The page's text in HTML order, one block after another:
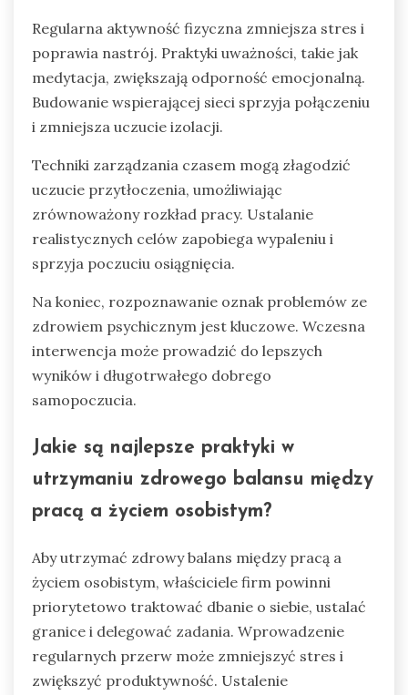
Regularna aktywność fizyczna zmniejsza stres i
poprawia nastrój. Praktyki uważności, takie jak
medytacja, zwiększają odporność emocjonalną.
Budowanie wspierającej sieci sprzyja połączeniu
i zmniejsza uczucie izolacji.
Techniki zarządzania czasem mogą złagodzić
uczucie przytłoczenia, umożliwiając
zrównoważony rozkład pracy. Ustalanie
realistycznych celów zapobiega wypaleniu i
sprzyja poczuciu osiągnięcia.
Na koniec, rozpoznawanie oznak problemów ze
zdrowiem psychicznym jest kluczowe. Wczesna
interwencja może prowadzić do lepszych
wyników i długotrwałego dobrego
samopoczucia.
Jakie są najlepsze praktyki w
utrzymaniu zdrowego balansu między
pracą a życiem osobistym?
Aby utrzymać zdrowy balans między pracą a
życiem osobistym, właściciele firm powinni
priorytetowo traktować dbanie o siebie, ustalać
granice i delegować zadania. Wprowadzenie
regularnych przerw może zmniejszyć stres i
zwiększyć produktywność. Ustalenie